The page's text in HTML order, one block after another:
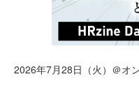
2026年7月28日（火）＠オ